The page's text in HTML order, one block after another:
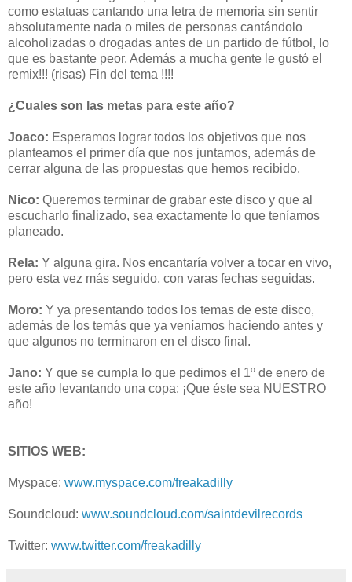
como estatuas cantando una letra de memoria sin sentir
absolutamente nada o miles de personas cantándolo
alcoholizadas o drogadas antes de un partido de fútbol, lo
que es bastante peor. Además a mucha gente le gustó el
remix!!! (risas) Fin del tema !!!!
¿Cuales son las metas para este año?
Joaco: Esperamos lograr todos los objetivos que nos
planteamos el primer día que nos juntamos, además de
cerrar alguna de las propuestas que hemos recibido.
Nico: Queremos terminar de grabar este disco y que al
escucharlo finalizado, sea exactamente lo que teníamos
planeado.
Rela: Y alguna gira. Nos encantaría volver a tocar en vivo,
pero esta vez más seguido, con varas fechas seguidas.
Moro: Y ya presentando todos los temas de este disco,
además de los temás que ya veníamos haciendo antes y
que algunos no terminaron en el disco final.
Jano: Y que se cumpla lo que pedimos el 1º de enero de
este año levantando una copa: ¡Que éste sea NUESTRO
año!
SITIOS WEB:
Myspace: www.myspace.com/freakadilly
Soundcloud: www.soundcloud.com/saintdevilrecords
Twitter: www.twitter.com/freakadilly